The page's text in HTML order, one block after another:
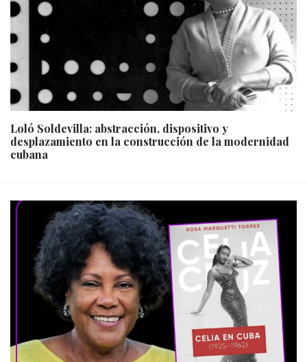
Loló Soldevilla: abstracción, dispositivo y
desplazamiento en la construcción de la modernidad
cubana